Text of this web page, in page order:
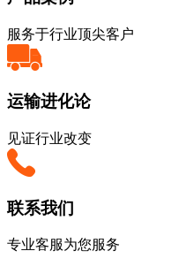
服务于行业顶尖客户
运输进化论
见证行业改变
联系我们
专业客服为您服务